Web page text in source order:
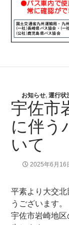
お知らせ, 運行状
宇佐市
に伴う
いて
2025年6月16
平素より大交
うございます。
宇佐市岩崎地